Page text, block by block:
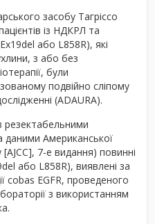
засобу Тагріссо
із НДКРЛ та
або L858R), які
з або без
були
подвійно сліпому
(ADAURA).
резектабельними
даними Американської
[AJCC], 7-е видання) повинні
або L858R), виявлені за
cobas EGFR, проведеного
з використанням